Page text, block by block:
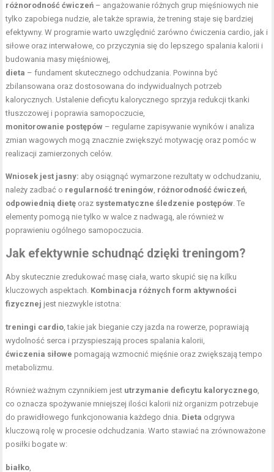
różnorodność ćwiczeń – angażowanie różnych grup mięśniowych nie
tylko zapobiega nudzie, ale także sprawia, że trening staje się bardziej
efektywny. W programie warto uwzględnić zarówno ćwiczenia cardio, jak i
siłowe oraz interwałowe, co przyczynia się do lepszego spalania kalorii i
budowania masy mięśniowej,
dieta – fundament skutecznego odchudzania. Powinna być
zbilansowana oraz dostosowana do indywidualnych potrzeb
kalorycznych. Ustalenie deficytu kalorycznego sprzyja redukcji tkanki
tłuszczowej i poprawia samopoczucie,
monitorowanie postępów – regularne zapisywanie wyników i analiza
zmian wagowych mogą znacznie zwiększyć motywację oraz pomóc w
realizacji zamierzonych celów.
Wniosek jest jasny: aby osiągnąć wymarzone rezultaty w odchudzaniu,
należy zadbać o regularność treningów, różnorodność ćwiczeń,
odpowiednią dietę oraz systematyczne śledzenie postępów. Te
elementy pomogą nie tylko w walce z nadwagą, ale również w
poprawieniu ogólnego samopoczucia.
Jak efektywnie schudnąć dzięki treningom?
Aby skutecznie zredukować masę ciała, warto skupić się na kilku
kluczowych aspektach. Kombinacja różnych form aktywności
fizycznej jest niezwykle istotna:
treningi cardio, takie jak bieganie czy jazda na rowerze, poprawiają
wydolność serca i przyspieszają proces spalania kalorii,
ćwiczenia siłowe pomagają wzmocnić mięśnie oraz zwiększają tempo
metabolizmu.
Również ważnym czynnikiem jest utrzymanie deficytu kalorycznego,
co oznacza spożywanie mniejszej ilości kalorii niż organizm potrzebuje
do prawidłowego funkcjonowania każdego dnia. Dieta odgrywa
kluczową rolę w procesie odchudzania. Warto stawiać na zrównoważone
posiłki bogate w:
białko,